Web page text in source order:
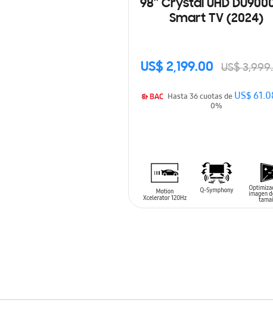
98'' Crystal UHD
Smart TV (2024)
US$ 2,199.00 US$
Hasta 36 cuotas deUS$
0%